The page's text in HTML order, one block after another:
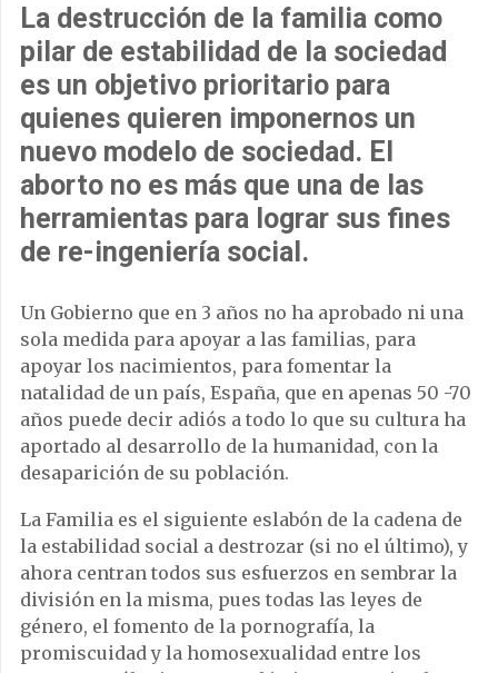
La destrucción de la familia como
pilar de estabilidad de la sociedad
es un objetivo prioritario para
quienes quieren imponernos un
nuevo modelo de sociedad. El
aborto no es más que una de las
herramientas para lograr sus fines
de re-ingeniería social.
Un Gobierno que en 3 años no ha aprobado ni una
sola medida para apoyar a las familias, para
apoyar los nacimientos, para fomentar la
natalidad de un país, España, que en apenas 50 -70
años puede decir adiós a todo lo que su cultura ha
aportado al desarrollo de la humanidad, con la
desaparición de su población.
La Familia es el siguiente eslabón de la cadena de
la estabilidad social a destrozar (si no el último), y
ahora centran todos sus esfuerzos en sembrar la
división en la misma, pues todas las leyes de
género, el fomento de la pornografía, la
promiscuidad y la homosexualidad entre los